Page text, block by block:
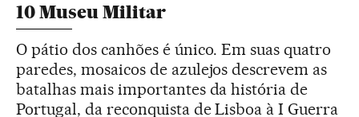
10 Museu Militar
O pátio dos canhões é único. Em suas quatro
paredes, mosaicos de azulejos descrevem as
batalhas mais importantes da história de
Portugal, da reconquista de Lisboa à I Guerra